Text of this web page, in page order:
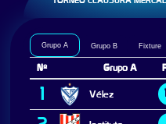
Grupo A Grupo B Fixture